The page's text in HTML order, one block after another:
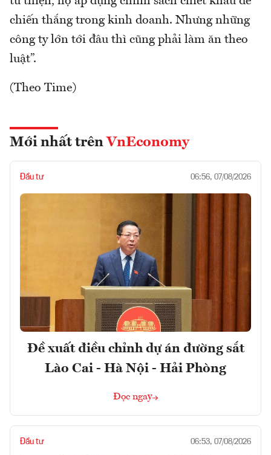
chiến thắng trong kinh doanh. Nhưng những
công ty lớn tới đâu thì cũng phải làm ăn theo
luật”.
(Theo Time)
Mới nhất trên VnEconomy
Đầu tư 06:56, 07/08/2026
Đề xuất điều chỉnh dự án đường sắt
Lào Cai - Hà Nội - Hải Phòng
Đọc ngay
Đầu tư 06:53, 07/08/2026